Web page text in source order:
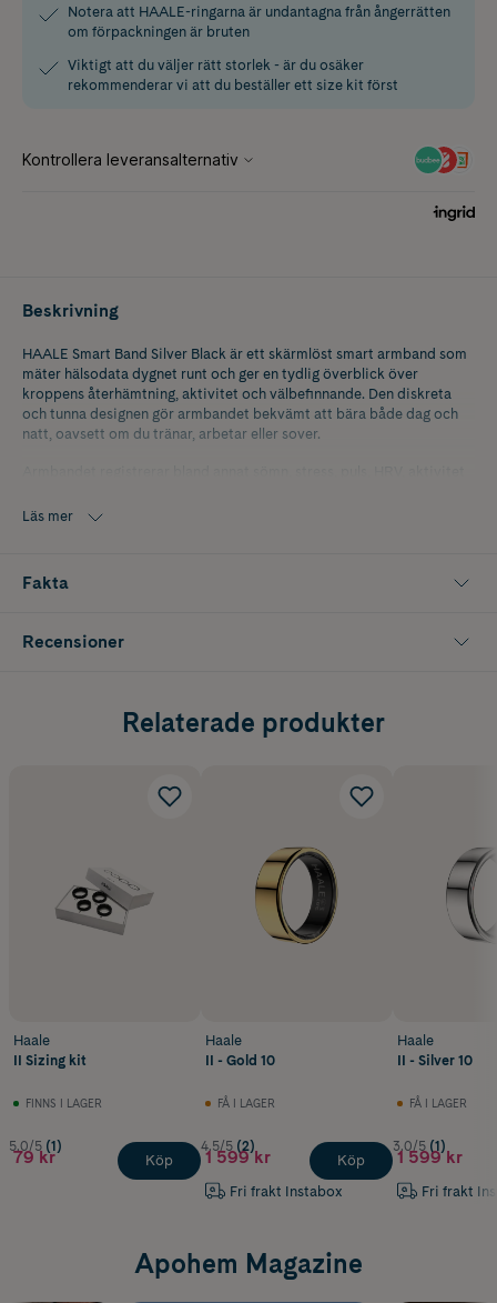
Notera att HAALE-ringarna är undantagna från ångerrätten
om förpackningen är bruten
Viktigt att du väljer rätt storlek - är du osäker
rekommenderar vi att du beställer ett size kit först
Beskrivning
HAALE Smart Band Silver Black är ett skärmlöst smart armband som
mäter hälsodata dygnet runt och ger en tydlig överblick över
kroppens återhämtning, aktivitet och välbefinnande. Den diskreta
och tunna designen gör armbandet bekvämt att bära både dag och
natt, oavsett om du tränar, arbetar eller sover.
över tid. All data synkroniseras automatiskt till den kostnadsfria
bad. Armbandet är kompatibelt med iOS och Android samt kan
användas tillsammans med HAALE Smart Ring för en ännu mer
omfattande hälsoupplevelse.
Läs mer
Fakta
Recensioner
Relaterade produkter
Haale
II Sizing kit
FINNS I LAGER
5.0/5 (1)
79 kr Köp
Haale
II - Gold 10
FÅ I LAGER
4.5/5 (2)
1 599 kr
Fri frakt Instabox
Köp
Haale
II - Silver 10
FÅ I LAGER
3.0/5 (1)
1 599 kr
Fri frakt
Apohem Magazine